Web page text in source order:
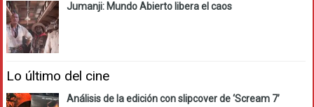
Jumanji: Mundo Abierto libera el caos
Lo último del cine
Análisis de la edición con slipcover de ‘Scream 7’